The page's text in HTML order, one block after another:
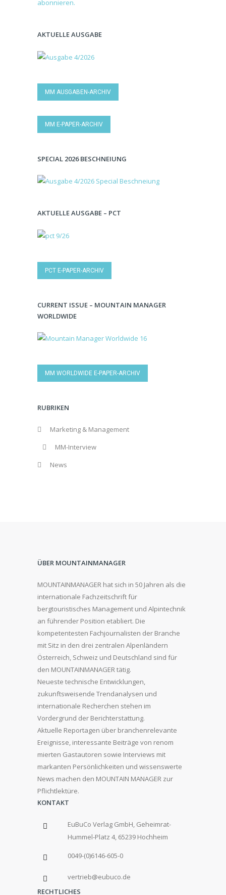
AKTUELLE AUSGABE
MM AUSGABEN-ARCHIV
MM E-PAPER-ARCHIV
SPECIAL 2026 BESCHNEIUNG
AKTUELLE AUSGABE – PCT
PCT E-PAPER-ARCHIV
CURRENT ISSUE – MOUNTAIN MANAGER
WORLDWIDE
MM WORLDWIDE E-PAPER-ARCHIV
RUBRIKEN
Marketing & Management
MM-Interview
News
ÜBER MOUNTAINMANAGER
MOUNTAINMANAGER hat sich in 50 Jahren als die
internationale Fachzeitschrift für
bergtouristisches Management und Alpintechnik
an führender Position etabliert. Die
kompetentesten Fachjournalisten der Branche
mit Sitz in den drei zentralen Alpenländern
Österreich, Schweiz und Deutschland sind für
den MOUNTAINMANAGER tätig.
Neueste technische Entwicklungen,
zukunftsweisende Trendanalysen und
internationale Recherchen stehen im
Vordergrund der Berichterstattung.
Aktuelle Reportagen über branchenrelevante
Ereignisse, interessante Beiträge von renom
mierten Gastautoren sowie Interviews mit
markanten Persönlichkeiten und wissenswerte
News machen den MOUNTAIN MANAGER zur
Pflichtlektüre.
KONTAKT
EuBuCo Verlag GmbH, Geheimrat-
Hummel-Platz 4, 65239 Hochheim
0049-(0)6146-605-0
vertrieb@eubuco.de
RECHTLICHES